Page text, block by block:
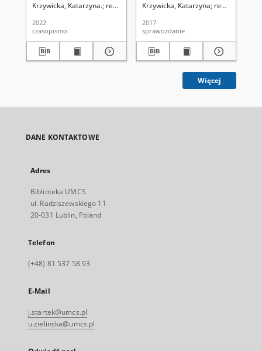
Krzywicka, Katarzyna. redaktor naczelny Katarzyna Krzywicka
2022
czasopismo
Polonia, 7 de junio de
Krzywicka, Katarzyna redaktor
2017
sprawozdanie
Więcej
DANE KONTAKTOWE
Adres
Biblioteka UMCS
ul. Radziszewskiego 11
20-031 Lublin, Poland
Telefon
(+48) 81 537 58 93
E-Mail
j.startek@umcs.pl
u.zielinska@umcs.pl